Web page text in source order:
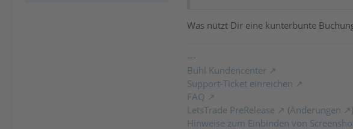
Was nützt Dir eine kunterbunte
---
Buhl Kundencenter
Support-Ticket einreichen
FAQ
LetsTrade PreRelease
(Änderungen
)
Hinweise zum Einbinden von